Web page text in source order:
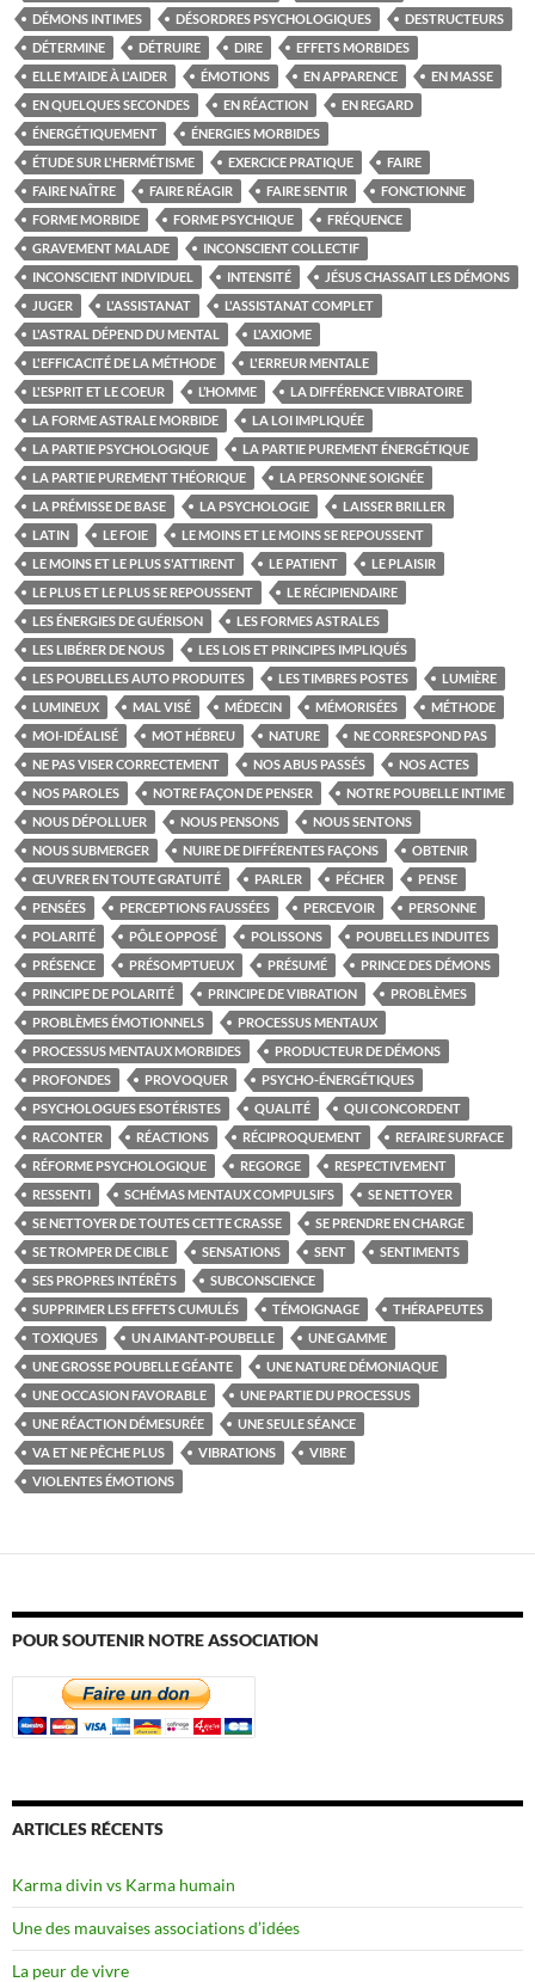
DÉMONS INTIMES DÉSORDRES PSYCHOLOGIQUES
DESTRUCTEURS
DÉTERMINE
DÉTRUIRE DIRE
EFFETS MORBIDES
ELLE M'AIDE À L'AIDER
ÉMOTIONS EN APPARENCE
EN MASSE
EN QUELQUES SECONDES
EN RÉACTION
EN REGARD
ÉNERGÉTIQUEMENT
ÉNERGIES MORBIDES
ÉTUDE SUR L'HERMÉTISME
EXERCICE PRATIQUE
FAIRE
FAIRE NAÎTRE
FAIRE RÉAGIR FAIRE SENTIR
FONCTIONNE
FORME MORBIDE
FORME PSYCHIQUE
FRÉQUENCE
GRAVEMENT MALADE
INCONSCIENT COLLECTIF
INCONSCIENT INDIVIDUEL
INTENSITÉ
JÉSUS CHASSAIT LES DÉMONS
JUGER
L'ASSISTANAT
L'ASSISTANAT COMPLET
L'ASTRAL DÉPEND DU MENTAL
L'AXIOME
L'EFFICACITÉ DE LA MÉTHODE
L'ERREUR MENTALE
L'ESPRIT ET LE COEUR
L’HOMME
LA DIFFÉRENCE VIBRATOIRE
LA FORME ASTRALE MORBIDE
LA LOI IMPLIQUÉE
LA PARTIE PSYCHOLOGIQUE
LA PARTIE PUREMENT ÉNERGÉTIQUE
LA PARTIE PUREMENT THÉORIQUE
LA PERSONNE SOIGNÉE
LA PRÉMISSE DE BASE
LA PSYCHOLOGIE
LAISSER BRILLER
LATIN
LE FOIE
LE MOINS ET LE MOINS SE REPOUSSENT
LE MOINS ET LE PLUS S'ATTIRENT
LE PATIENT
LE PLAISIR
LE PLUS ET LE PLUS SE REPOUSSENT
LE RÉCIPIENDAIRE
LES ÉNERGIES DE GUÉRISON
LES FORMES ASTRALES
LES LIBÉRER DE NOUS
LES LOIS ET PRINCIPES IMPLIQUÉS
LES POUBELLES AUTO PRODUITES
LES TIMBRES POSTES
LUMIÈRE
LUMINEUX
MAL VISÉ MÉDECIN MÉMORISÉES
MÉTHODE
MOI-IDÉALISÉ
MOT HÉBREU NATURE
NE CORRESPOND PAS
NE PAS VISER CORRECTEMENT
NOS ABUS PASSÉS
NOS ACTES
NOS PAROLES
NOTRE FAÇON DE PENSER
NOTRE POUBELLE INTIME
NOUS DÉPOLLUER
NOUS PENSONS
NOUS SENTONS
NOUS SUBMERGER
NUIRE DE DIFFÉRENTES FAÇONS
OBTENIR
ŒUVRER EN TOUTE GRATUITÉ
PARLER PÉCHER
PENSE
PENSÉES
PERCEPTIONS FAUSSÉES PERCEVOIR
PERSONNE
POLARITÉ
PÔLE OPPOSÉ POLISSONS
POUBELLES INDUITES
PRÉSENCE
PRÉSOMPTUEUX PRÉSUMÉ
PRINCE DES DÉMONS
PRINCIPE DE POLARITÉ
PRINCIPE DE VIBRATION
PROBLÈMES
PROBLÈMES ÉMOTIONNELS
PROCESSUS MENTAUX
PROCESSUS MENTAUX MORBIDES
PRODUCTEUR DE DÉMONS
PROFONDES
PROVOQUER
PSYCHO-ÉNERGÉTIQUES
PSYCHOLOGUES ESOTÉRISTES
QUALITÉ
QUI CONCORDENT
RACONTER
RÉACTIONS RÉCIPROQUEMENT
REFAIRE SURFACE
RÉFORME PSYCHOLOGIQUE
REGORGE
RESPECTIVEMENT
RESSENTI
SCHÉMAS MENTAUX COMPULSIFS
SE NETTOYER
SE NETTOYER DE TOUTES CETTE CRASSE
SE PRENDRE EN CHARGE
SE TROMPER DE CIBLE
SENSATIONS SENT
SENTIMENTS
SES PROPRES INTÉRÊTS
SUBCONSCIENCE
SUPPRIMER LES EFFETS CUMULÉS
TÉMOIGNAGE
THÉRAPEUTES
TOXIQUES
UN AIMANT-POUBELLE
UNE GAMME
UNE GROSSE POUBELLE GÉANTE
UNE NATURE DÉMONIAQUE
UNE OCCASION FAVORABLE
UNE PARTIE DU PROCESSUS
UNE RÉACTION DÉMESURÉE
UNE SEULE SÉANCE
VA ET NE PÊCHE PLUS
VIBRATIONS
VIBRE
VIOLENTES ÉMOTIONS
POUR SOUTENIR NOTRE ASSOCIATION
ARTICLES RÉCENTS
Karma divin vs Karma humain
Une des mauvaises associations d’idées
La peur de vivre